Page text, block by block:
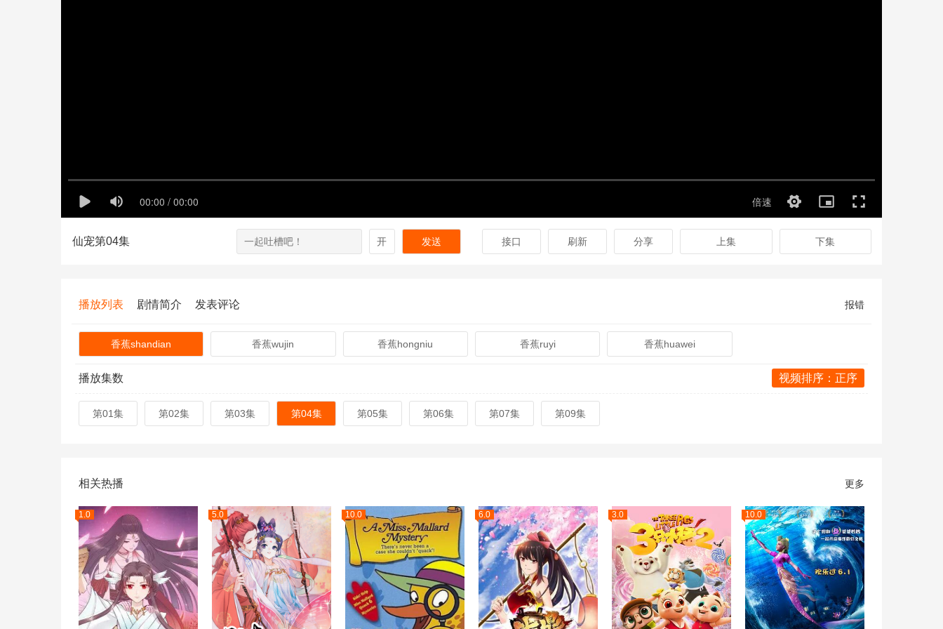
仙宠第04集 开 发送 接口 刷新 分享 上集 下集
播放列表 剧情简介 发表评论 报错
香蕉shandian 香蕉wujin 香蕉hongniu 香蕉ruyi 香蕉huawei
播放集数 视频排序：正序
第01集 第02集 第03集 第04集 第05集 第06集 第07集 第09集
相关热播 更多
1.0 5.0 10.0 6.0 3.0 10.0